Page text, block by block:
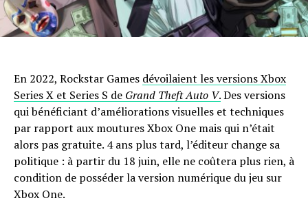
En 2022, Rockstar Games dévoilaient les versions Xbox
Series X et Series S de Grand Theft Auto V.Des versions
qui bénéficiant d’améliorations visuelles et techniques
par rapport aux moutures Xbox One mais qui n’était
alors pas gratuite. 4 ans plus tard, l’éditeur change sa
politique : à partir du 18 juin, elle ne coûtera plus rien, à
condition de posséder la version numérique du jeu sur
Xbox One.